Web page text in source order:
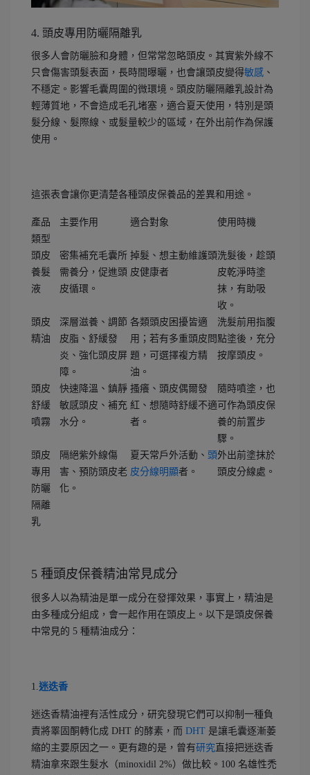
4. 頭皮專用防曬隔離乳
很多人會防曬臉和身體，但常常忽略頭皮。其實紫外線不
只會傷害頭髮表面，長時間曝曬，也會讓頭皮變得敏感 、
不穩定。影響毛囊周圍的微環境。頭皮防曬隔離乳設計為
輕薄質地，不會造成毛孔堵塞，適合夏天使用，特別是頭
髮分線、髮際線、或髮量較少的區域，在外出前作為保護
使用。
這張表會讓你更清楚各種頭皮保養品的差異和用途。
產品
類型
主要作用 適合對象 使用時機
頭皮
養髮
液
密集補充毛囊所
需養分，促進頭
皮循環。
掉髮、想主動維護頭
皮健康者
洗髮後，趁頭
皮乾淨時塗
抹，有助吸
收。
頭皮
精油
深層滋養、調節
皮脂、舒緩發
炎、強化頭皮屏
障。
各類頭皮困擾皆適
用；若有多重頭皮問
題，可選擇複方精
油。
洗髮前用指腹
點塗後，充分
按摩頭皮。
頭皮
舒緩
噴霧
快速降溫、鎮靜
敏感頭皮、補充
水分。
搔癢、頭皮偶爾發
紅、想隨時舒緩不適
者。
隨時噴塗，也
可作為頭皮保
養的前置步
驟。
頭皮
專用
防曬
隔離
乳
隔絕紫外線傷
害、預防頭皮老
化。
夏天常戶外活動、 頭
皮分線明顯者。
外出前塗抹於
頭皮分線處。
5 種頭皮保養精油常見成分
很多人以為精油是單一成分在發揮效果，事實上，精油是
由多種成分組成，會一起作用在頭皮上。以下是頭皮保養
中常見的 5 種精油成分：
1.迷迭香
迷迭香精油裡有活性成分，研究發現它們可以抑制一種負
責將睪固酮轉化成 DHT 的酵素，而 DHT 是讓毛囊逐漸萎
縮的主要原因之一。更有趣的是，曾有研究直接把迷迭香
精油拿來跟生髮水（minoxidil 2%）做比較。100 名雄性禿